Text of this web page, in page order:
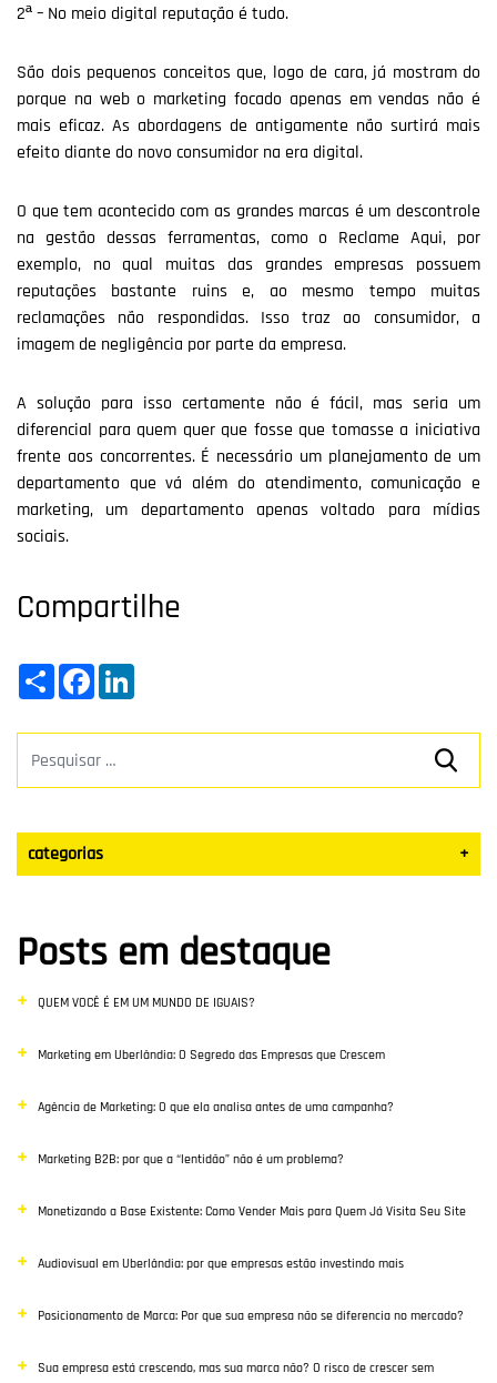
2ª – No meio digital reputação é tudo.
São dois pequenos conceitos que, logo de cara, já mostram do
porque na web o marketing focado apenas em vendas não é
mais eficaz. As abordagens de antigamente não surtirá mais
efeito diante do novo consumidor na era digital.
O que tem acontecido com as grandes marcas é um descontrole
na gestão dessas ferramentas, como o Reclame Aqui, por
exemplo, no qual muitas das grandes empresas possuem
reputações bastante ruins e, ao mesmo tempo muitas
reclamações não respondidas. Isso traz ao consumidor, a
imagem de negligência por parte da empresa.
A solução para isso certamente não é fácil, mas seria um
diferencial para quem quer que fosse que tomasse a iniciativa
frente aos concorrentes. É necessário um planejamento de um
departamento que vá além do atendimento, comunicação e
marketing, um departamento apenas voltado para mídias
sociais.
Compartilhe
ShareFacebook
categorias +
Blog
Vendas
Destaque
Inbound Marketing
Desenvolvimento Web
Google Ads
E-commerce
Poisiconamento e Branding
SEO
Posts em destaque
QUEM VOCÊ É EM UM MUNDO DE IGUAIS?
Marketing em Uberlândia: O Segredo das Empresas que Crescem
Agência de Marketing: O que ela analisa antes de uma campanha?
Marketing B2B: por que a “lentidão” não é um problema?
Monetizando a Base Existente: Como Vender Mais para Quem Já Visita Seu Site
Audiovisual em Uberlândia: por que empresas estão investindo mais
Posicionamento de Marca: Por que sua empresa não se diferencia no mercado?
Sua empresa está crescendo, mas sua marca não? O risco de crescer sem